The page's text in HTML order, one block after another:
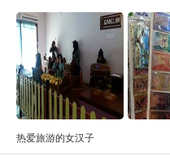
热爱旅游的女汉子